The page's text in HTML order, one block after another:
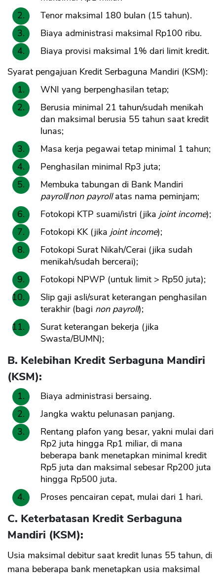
Tenor maksimal 180 bulan (15 tahun).
Biaya administrasi maksimal Rp100 ribu.
Biaya provisi maksimal 1% dari limit kredit.
Syarat pengajuan Kredit Serbaguna Mandiri (KSM):
WNI yang berpenghasilan tetap;
Berusia minimal 21 tahun/sudah menikah
dan maksimal berusia 55 tahun saat kredit
lunas;
Masa kerja pegawai tetap minimal 1 tahun;
Penghasilan minimal Rp3 juta;
Membuka tabungan di Bank Mandiri
payroll/non payrollatas nama peminjam;
Fotokopi KTP suami/istri (jika joint income);
Fotokopi KK (jika joint income);
Fotokopi Surat Nikah/Cerai (jika sudah
menikah/sudah bercerai);
Fotokopi NPWP (untuk limit > Rp50 juta);
Slip gaji asli/surat keterangan penghasilan
terakhir (bagi non payroll);
Surat keterangan bekerja (jika
Swasta/BUMN);
B. Kelebihan Kredit Serbaguna Mandiri
(KSM):
Biaya administrasi bersaing.
Jangka waktu pelunasan panjang.
Rentang plafon yang besar, yakni mulai dari
Rp2 juta hingga Rp1 miliar, di mana
beberapa bank menetapkan minimal kredit
Rp5 juta dan maksimal sebesar Rp200 juta
hingga Rp500 juta.
Proses pencairan cepat, mulai dari 1 hari.
C. Keterbatasan Kredit Serbaguna
Mandiri (KSM):
Usia maksimal debitur saat kredit lunas 55 tahun, di
mana beberapa bank menetapkan usia maksimal